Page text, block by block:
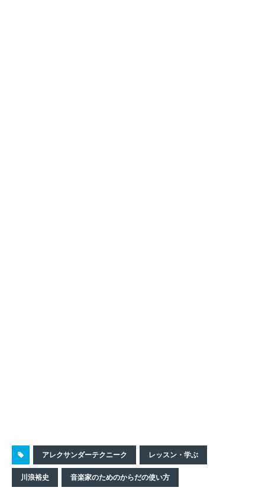
アレクサンダーテクニーク レッスン・学ぶ
川浪裕史 音楽家のためのからだの使い方